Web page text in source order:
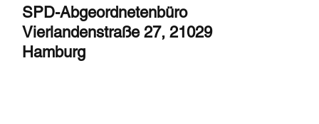
SPD-Abgeordnetenbüro
Vierlandenstraße 27, 21029
Hamburg